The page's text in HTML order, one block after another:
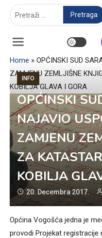
Home » OPĆINSKI SUD
ZAMJENU ZEMLJIŠNE
KOBILJA GLAVA I GORA
INFO
OPĆINSKI
NAJAVIO
ZAMJENU
ZA
KOBILJA
20. Decembra 2017.
Općina Vogošća jedna je
provodi Projekat registracije